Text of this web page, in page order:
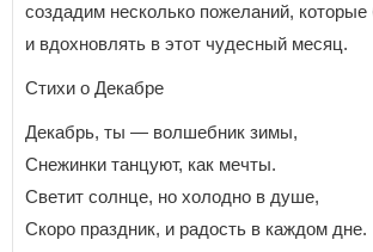
создадим несколько пожеланий, которые
и вдохновлять в этот чудесный месяц.
Стихи о Декабре
Декабрь, ты — волшебник зимы,
Снежинки танцуют, как мечты.
Светит солнце, но холодно в душе,
Скоро праздник, и радость в каждом дне.